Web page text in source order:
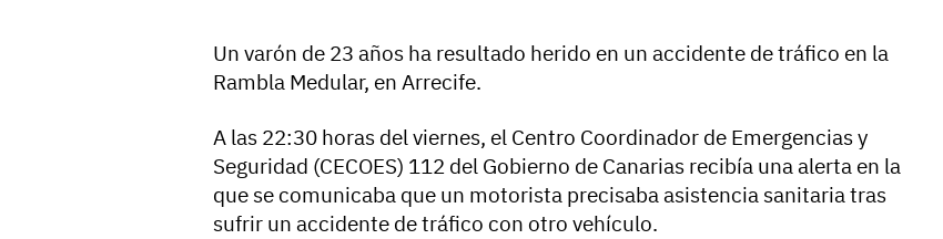
Un varón de 23 años ha resultado herido en un accidente de tráfico en la
Rambla Medular, en Arrecife.
A las 22:30 horas del viernes, el Centro Coordinador de Emergencias y
Seguridad (CECOES) 112 del Gobierno de Canarias recibía una alerta en la
que se comunicaba que un motorista precisaba asistencia sanitaria tras
sufrir un accidente de tráfico con otro vehículo.